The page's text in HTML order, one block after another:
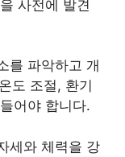
사전에 발견
를 파악하고 개
도 조절, 환기
어야 합니다.
세와 체력을 강